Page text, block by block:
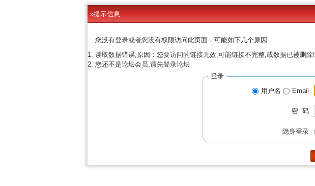
»提示信息
您没有登录或者您没有权限访问此页面，可能如下几个原因:
读取数据错误,原因：您要访问的链接无效,可能链接不完整,或数据已被删除!
您还不是论坛会员,请先登录论坛
登录
用户名
Email
密 码
隐身登录